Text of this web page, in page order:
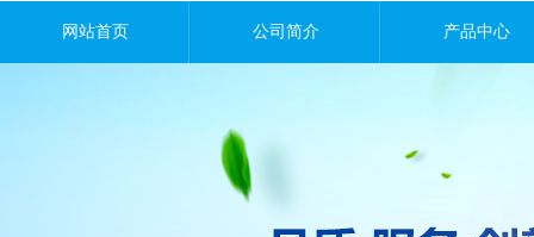
网站首页 公司简介 产品中心